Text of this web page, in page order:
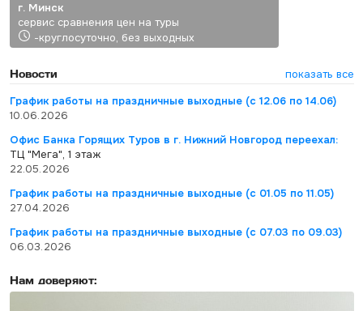
г. Минск
сервис сравнения цен на туры
-круглосуточно, без выходных
Новости
показать все
График работы на праздничные выходные (с 12.06 по 14.06)
10.06.2026
Офис Банка Горящих Туров в г. Нижний Новгород переехал:
ТЦ "Мега", 1 этаж
22.05.2026
График работы на праздничные выходные (с 01.05 по 11.05)
27.04.2026
График работы на праздничные выходные (с 07.03 по 09.03)
06.03.2026
Нам доверяют: